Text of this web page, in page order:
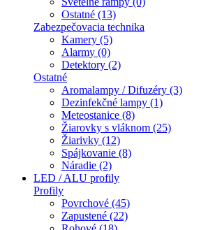
Ostatné (13)
Zabezpečovacia technika
Kamery (5)
Alarmy (0)
Detektory (2)
Ostatné
Aromalampy / Difuzéry (3)
Dezinfekčné lampy (1)
Meteostanice (8)
Žiarovky s vláknom (25)
Žiarivky (12)
Spájkovanie (8)
Náradie (2)
LED / ALU profily
Profily
Povrchové (45)
Zapustené (22)